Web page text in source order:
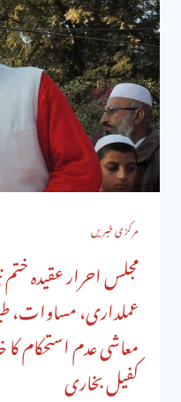
مرکزی خبریں
مجلس احرار عقیدہ
عملداری، مساوات،
معاشی عدم استحکام
کفیل بخاری